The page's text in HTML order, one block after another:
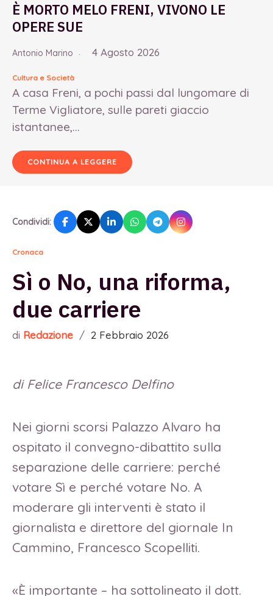
È MORTO MELO FRENI, VIVONO LE
OPERE SUE
Antonio Marino 4 Agosto 2026
Cultura e Società
A casa Freni, a pochi passi dal lungomare di
Terme Vigliatore, sulle pareti giaccio
istantanee,...
CONTINUA A LEGGERE
Condividi:
Cronaca
Sì o No, una riforma,
due carriere
di Redazione / 2 Febbraio 2026
di Felice Francesco Delfino
Nei giorni scorsi Palazzo Alvaro ha
ospitato il convegno-dibattito sulla
separazione delle carriere: perché
votare Sì e perché votare No. A
moderare gli interventi è stato il
giornalista e direttore del giornale In
Cammino, Francesco Scopelliti.
«È importante – ha sottolineato il dott.